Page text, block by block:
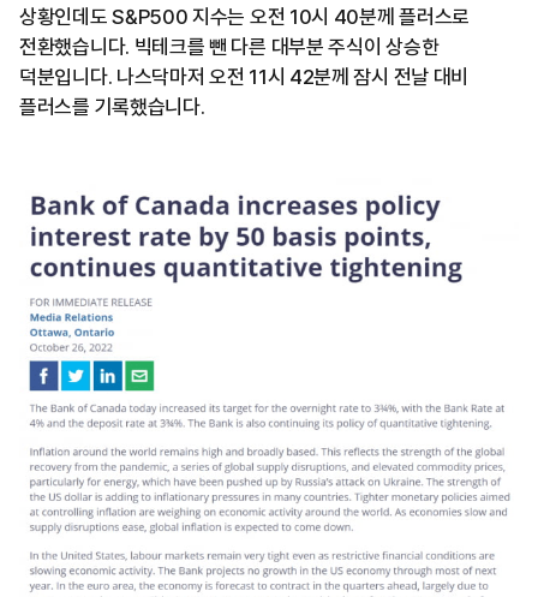
상황인데도 S&P500 지수는 오전 10시 40분께 플러스로
전환했습니다. 빅테크를 뺀 다른 대부분 주식이 상승한
덕분입니다. 나스닥마저 오전 11시 42분께 잠시 전날 대비
플러스를 기록했습니다.